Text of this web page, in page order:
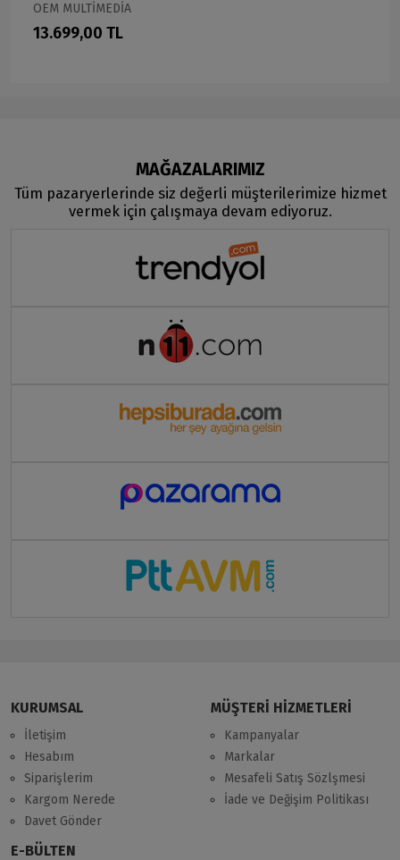
OEM MULTİMEDİA
13.699,00 TL
MAĞAZALARIMIZ
Tüm pazaryerlerinde siz değerli müşterilerimize hizmet
vermek için çalışmaya devam ediyoruz.
KURUMSAL
İletişim
Hesabım
Siparişlerim
Kargom Nerede
Davet Gönder
MÜŞTERİ HİZMETLERİ
Kampanyalar
Markalar
Mesafeli Satış Sözlşmesi
İade ve Değişim Politikası
E-BÜLTEN